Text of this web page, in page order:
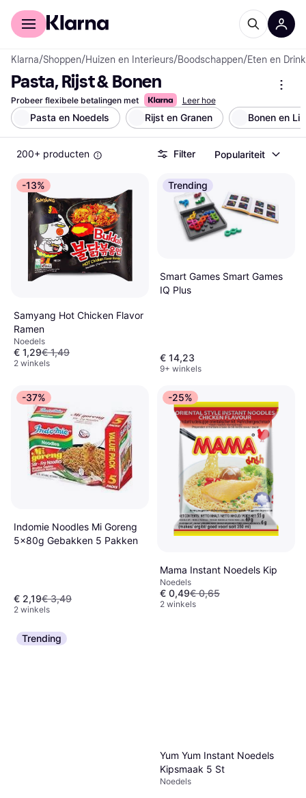
Voor shoppers
Klarna/Shoppen/Huizen en Interieurs/Boodschappen/Eten en
Pasta, Rijst & Bonen
Probeer flexibele betalingen met Leer hoe
Pasta en Noedels Rijst en Granen Bonen en
200+ producten Filter Populariteit
-13%
Samyang Hot Chicken Flavor
Ramen
Noedels
€ 1,29€ 1,49
2 winkels
Trending
Smart Games Smart Games
IQ Plus
€ 14,23
9+ winkels
-37%
Indomie Noodles Mi Goreng
5x80g Gebakken 5 Pakken
€ 2,19€ 3,49
2 winkels
-25%
Mama Instant Noedels Kip
Noedels
€ 0,49€ 0,65
2 winkels
Trending
Yum Yum Instant Noedels
Kipsmaak 5 St
Noedels